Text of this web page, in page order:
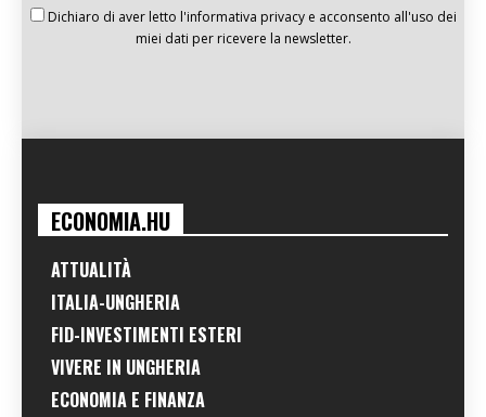
Dichiaro di aver letto l'informativa privacy e acconsento all'uso dei
miei dati per ricevere la newsletter.
ECONOMIA.HU
ATTUALITÀ
ITALIA-UNGHERIA
FID-INVESTIMENTI ESTERI
VIVERE IN UNGHERIA
ECONOMIA E FINANZA